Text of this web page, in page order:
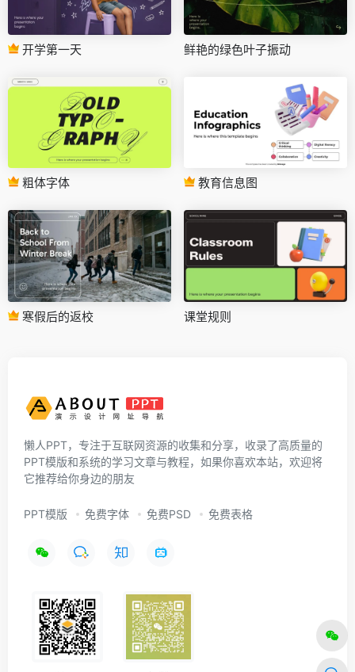
开学第一天 鲜艳的绿色叶子振动
粗体字体 教育信息图
寒假后的返校 课堂规则
懒人PPT，专注于互联网资源的收集和分享，收录了高质量的
PPT模版和系统的学习文章与教程，如果你喜欢本站，欢迎将
它推荐给你身边的朋友
PPT模版 免费字体 免费PSD 免费表格